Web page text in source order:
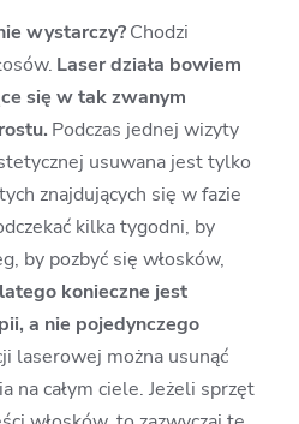
wystarczy?Chodzi
Laser działa bowiem
się w tak zwanym
Podczas jednej wizyty
usuwana jest tylko
znajdujących się w fazie
kilka tygodni, by
by pozbyć się włosków,
konieczne jest
a nie pojedynczego
laserowej można usunąć
na całym ciele. Jeżeli sprzęt